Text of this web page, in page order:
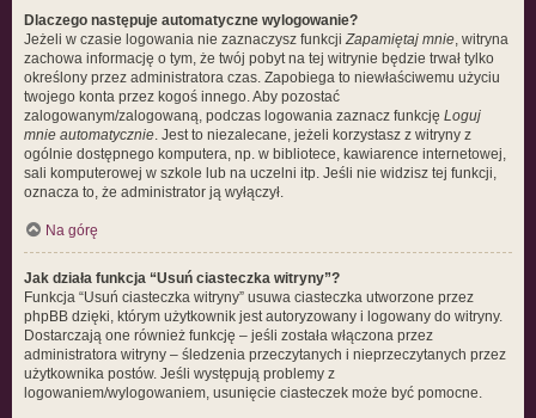
Dlaczego następuje automatyczne wylogowanie?
Jeżeli w czasie logowania nie zaznaczysz funkcjiZapamiętaj mnie, witryna
zachowa informację o tym, że twój pobyt na tej witrynie będzie trwał tylko
określony przez administratora czas. Zapobiega to niewłaściwemu użyciu
twojego konta przez kogoś innego. Aby pozostać
zalogowanym/zalogowaną, podczas logowania zaznacz funkcję Loguj
mnie automatycznie. Jest to niezalecane, jeżeli korzystasz z witryny z
ogólnie dostępnego komputera, np. w bibliotece, kawiarence internetowej,
sali komputerowej w szkole lub na uczelni itp. Jeśli nie widzisz tej funkcji,
oznacza to, że administrator ją wyłączył.
Na górę
Jak działa funkcja “Usuń ciasteczka witryny”?
Funkcja “Usuń ciasteczka witryny” usuwa ciasteczka utworzone przez
phpBB dzięki, którym użytkownik jest autoryzowany i logowany do witryny.
Dostarczają one również funkcję – jeśli została włączona przez
administratora witryny – śledzenia przeczytanych i nieprzeczytanych przez
użytkownika postów. Jeśli występują problemy z
logowaniem/wylogowaniem, usunięcie ciasteczek może być pomocne.